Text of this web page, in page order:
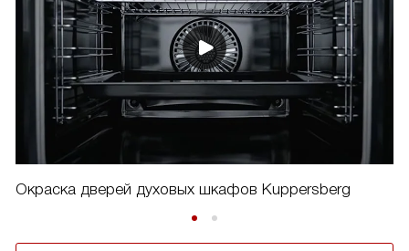
Окраска дверей духовых шкафов Kuppersberg